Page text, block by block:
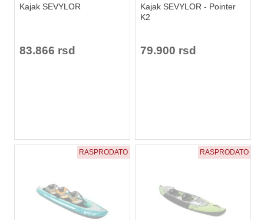
Kajak SEVYLOR
83.866 rsd
Kajak SEVYLOR - Pointer
K2
79.900 rsd
RASPRODATO RASPRODATO